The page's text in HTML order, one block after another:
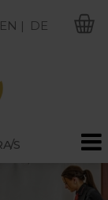
S
EN | DE